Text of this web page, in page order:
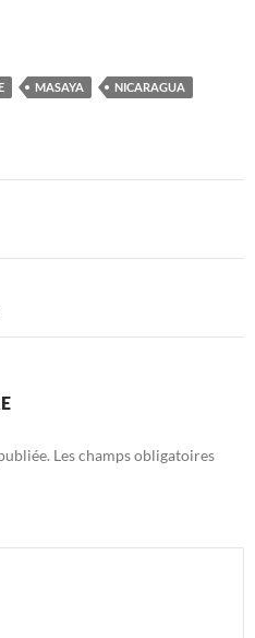
MASAYA
NICARAGUA
Les champs obligatoires